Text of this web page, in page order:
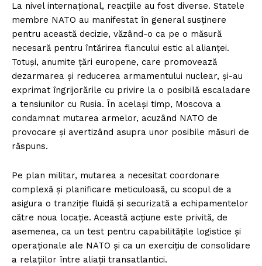
La nivel internațional, reacțiile au fost diverse. Statele
membre NATO au manifestat în general susținere
pentru această decizie, văzând-o ca pe o măsură
necesară pentru întărirea flancului estic al alianței.
Totuși, anumite țări europene, care promovează
dezarmarea și reducerea armamentului nuclear, și-au
exprimat îngrijorările cu privire la o posibilă escaladare
a tensiunilor cu Rusia. În același timp, Moscova a
condamnat mutarea armelor, acuzând NATO de
provocare și avertizând asupra unor posibile măsuri de
răspuns.
Pe plan militar, mutarea a necesitat coordonare
complexă și planificare meticuloasă, cu scopul de a
asigura o tranziție fluidă și securizată a echipamentelor
către noua locație. Această acțiune este privită, de
asemenea, ca un test pentru capabilitățile logistice și
operaționale ale NATO și ca un exercițiu de consolidare
a relațiilor între aliații transatlantici.